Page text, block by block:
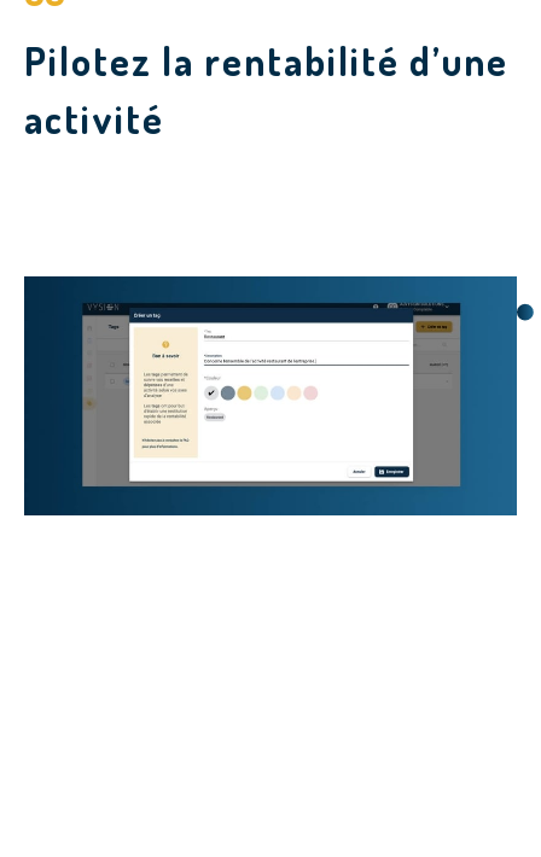
Pilotez la rentabilité d’une
activité